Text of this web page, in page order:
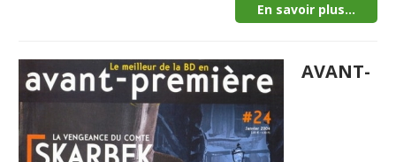
En savoir plus...
AVANT-